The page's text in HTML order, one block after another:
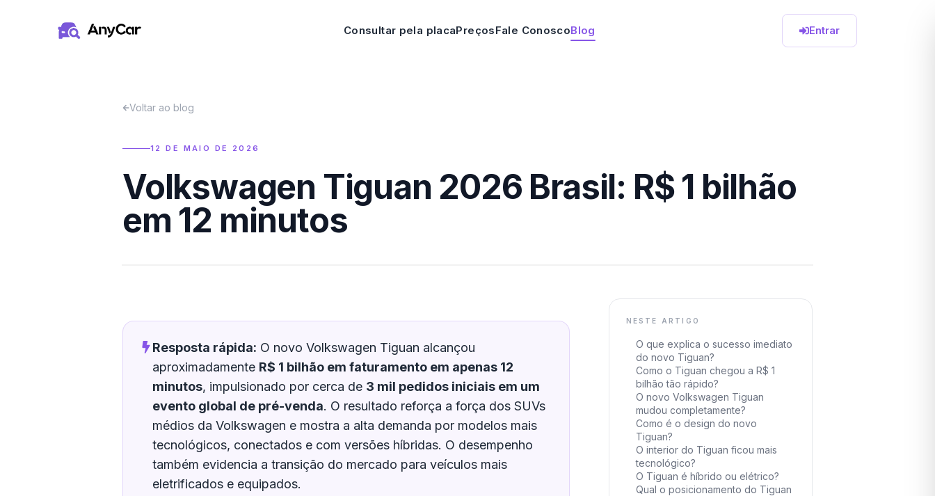
Consultar pela placaPreçosFale ConoscoBlog Entrar
Voltar ao blog
12 DE MAIO DE 2026
Volkswagen Tiguan 2026 Brasil: R$ 1 bilhão
em 12 minutos
Resposta rápida: O novo Volkswagen Tiguan alcançou
aproximadamente R$ 1 bilhão em faturamento em apenas 12
minutos, impulsionado por cerca de 3 mil pedidos iniciais em um
evento global de pré-venda. O resultado reforça a força dos SUVs
médios da Volkswagen e mostra a alta demanda por modelos mais
tecnológicos, conectados e com versões híbridas. O desempenho
também evidencia a transição do mercado para veículos mais
eletrificados e equipados.
NESTE ARTIGO
O que explica o sucesso imediato
do novo Tiguan?
Como o Tiguan chegou a R$ 1
bilhão tão rápido?
O novo Volkswagen Tiguan
mudou completamente?
Como é o design do novo
Tiguan?
O interior do Tiguan ficou mais
tecnológico?
O Tiguan é híbrido ou elétrico?
Qual o posicionamento do Tiguan